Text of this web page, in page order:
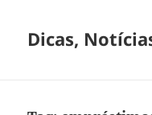
Dicas,